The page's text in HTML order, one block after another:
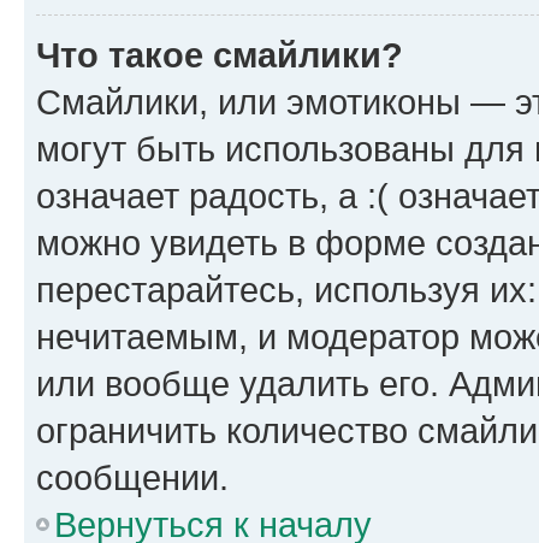
Что такое смайлики?
Смайлики, или эмотиконы —
могут быть использованы
означает радость, а :(
можно увидеть в форме
перестарайтесь, используя
нечитаемым, и модератор
или вообще удалить его.
ограничить количество
сообщении.
Вернуться к началу